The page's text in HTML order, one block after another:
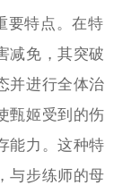
要特点。在特
减免，其突破
并进行全体治
甄姬受到的伤
能力。这种特
与步练师的母